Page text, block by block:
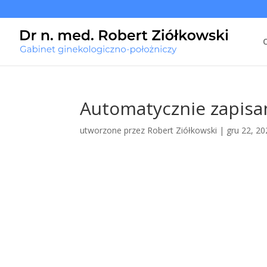
Automatycznie
utworzone przez Robert Ziółkowski | gru 22,